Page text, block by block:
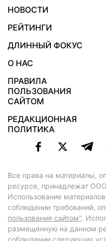
НОВОСТИ
РЕЙТИНГИ
ДЛИННЫЙ ФОКУС
О НАС
ПРАВИЛА
ПОЛЬЗОВАНИЯ
САЙТОМ
РЕДАКЦИОННАЯ
ПОЛИТИКА
Все права на материалы,
ресурсе, принадлежат
Использование
соблюдении требований,
пользования сайтом".
размещенную на данном